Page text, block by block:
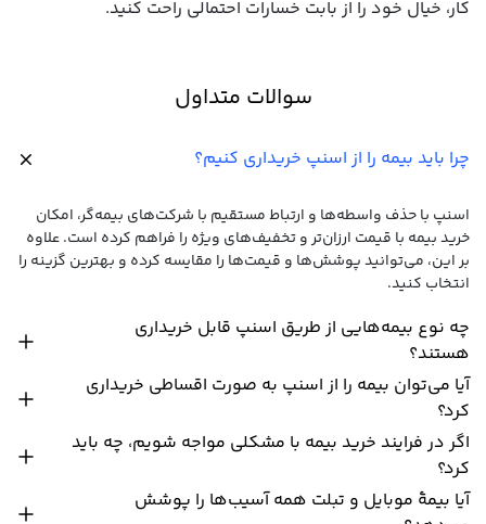
کار، خیال خود را از بابت خسارات احتمالی راحت کنید.
سوالات متداول
چرا باید بیمه را از اسنپ خریداری کنیم؟
اسنپ با حذف واسطه‌ها و ارتباط مستقیم با شرکت‌های بیمه‌گر، امکان
خرید بیمه با قیمت ارزان‌تر و تخفیف‌های ویژه را فراهم کرده است. علاوه
بر این، می‌توانید پوشش‌ها و قیمت‌ها را مقایسه کرده و بهترین گزینه را
انتخاب کنید.
چه نوع بیمه‌هایی از طریق اسنپ قابل خریداری
هستند؟
آیا می‌توان بیمه را از اسنپ به صورت اقساطی خریداری
کرد؟
اگر در فرایند خرید بیمه با مشکلی مواجه شویم، چه باید
کرد؟
آیا بیمۀ موبایل و تبلت همه آسیب‌ها را پوشش